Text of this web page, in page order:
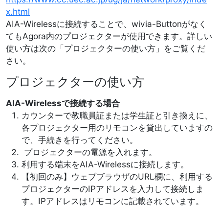
x.html
AIA-Wirelessに接続することで、wivia-Buttonがなく
てもAgora内のプロジェクターが使用できます。詳しい
使い方は次の「プロジェクターの使い方」をご覧くだ
さい。
プロジェクターの使い方
AIA-Wirelessで接続する場合
カウンターで教職員証または学生証と引き換えに、
各プロジェクター用のリモコンを貸出していますの
で、手続きを行ってください。
プロジェクターの電源を入れます。
利用する端末をAIA-Wirelessに接続します。
【初回のみ】ウェブブラウザのURL欄に、利用する
プロジェクターのIPアドレスを入力して接続しま
す。IPアドレスはリモコンに記載されています。